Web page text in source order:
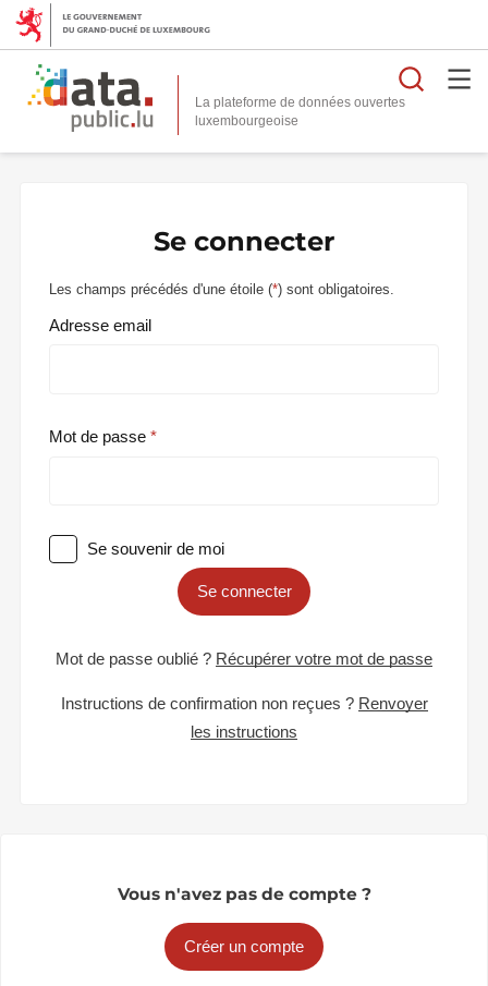
La plateforme de données ouvertes
Se connecter
Les champs précédés d'une étoile (*) sont obligatoires.
Adresse email
Mot de passe
Se souvenir de moi
Se connecter
Mot de passe oublié ? Récupérer votre mot de passe
Instructions de confirmation non reçues ? Renvoyer
les instructions
Vous n'avez pas de compte ?
Créer un compte